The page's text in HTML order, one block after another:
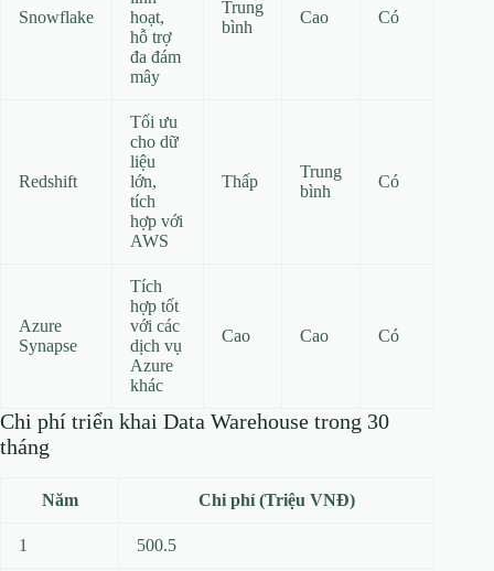
Snowflake
hoạt,
hỗ trợ
đa đám
mây
Trung
bình
Cao Có
Redshift
Tối ưu
cho dữ
liệu
lớn,
tích
hợp với
AWS
Thấp
Trung
bình
Có
Azure
Synapse
Tích
hợp tốt
với các
dịch vụ
Azure
khác
Cao Cao Có
Chi phí triển khai Data Warehouse trong 30
tháng
Năm Chi phí (Triệu VNĐ)
1 500.5